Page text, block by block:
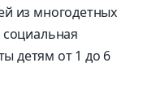
из многодетных
социальная
детям от 1 до 6